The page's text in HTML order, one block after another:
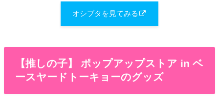
オシブタを見てみる
【推しの子】 ポップアップストア in ベ
ースヤードトーキョーのグッズ